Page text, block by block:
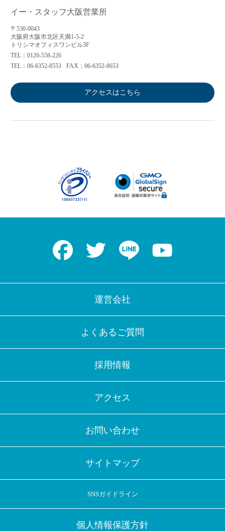
イー・スタッフ大阪営業所
〒530-0043
大阪府大阪市北区天満1-5-2
トリシマオフィスワンビル3F
TEL：0120-558-226
TEL：06-6352-8553
FAX：06-6352-8653
アクセスはこちら
Facebook Twitter LINE
運営会社
よくあるご質問
採用情報
アクセス
お問い合わせ
サイトマップ
SNSガイドライン
個人情報保護方針